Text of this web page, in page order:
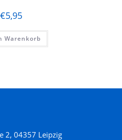
€5,95
Warenkorb
2, 04357 Leipzig